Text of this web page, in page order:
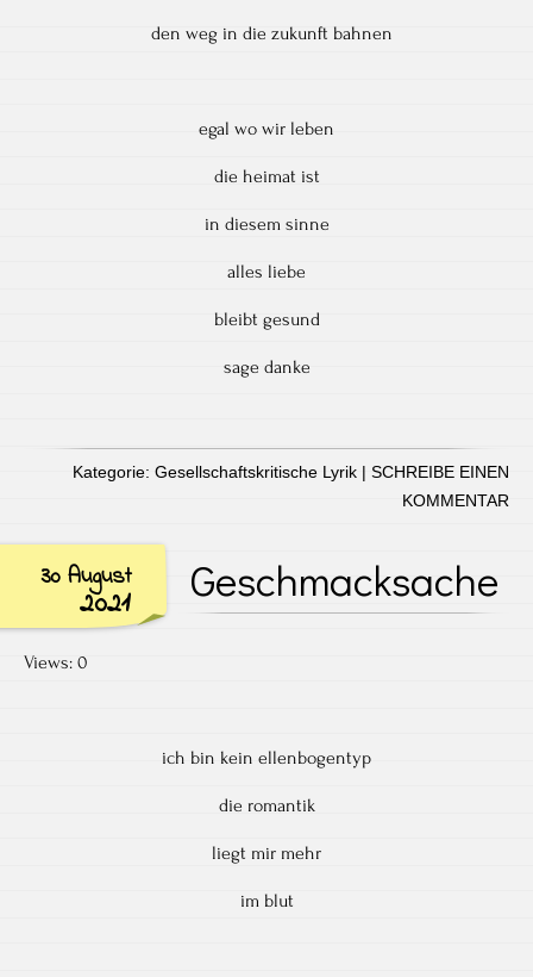
den weg in die zukunft bahnen
egal wo wir leben
die heimat ist
in diesem sinne
alles liebe
bleibt gesund
sage danke
Kategorie: Gesellschaftskritische Lyrik | SCHREIBE EINEN
KOMMENTAR
30 August
2021 Geschmacksache
Views: 0
ich bin kein ellenbogentyp
die romantik
liegt mir mehr
im blut